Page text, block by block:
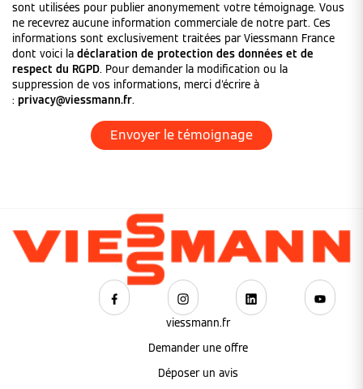
sont utilisées pour publier anonymement votre témoignage. Vous
ne recevrez aucune information commerciale de notre part. Ces
informations sont exclusivement traitées par Viessmann France
dont voici la déclaration de protection des données et de
respect du RGPD. Pour demander la modification ou la
suppression de vos informations, merci d'écrire à
: privacy@viessmann.fr.
viessmann.fr
Demander une offre
Déposer un avis